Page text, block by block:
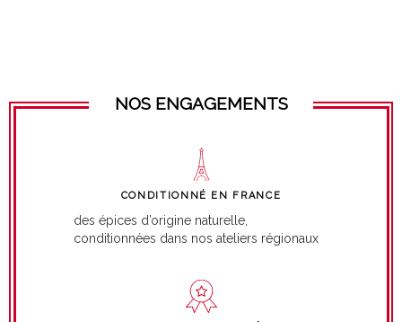
NOS ENGAGEMENTS
CONDITIONNÉ EN FRANCE
des épices d’origine naturelle,
conditionnées dans nos ateliers régionaux